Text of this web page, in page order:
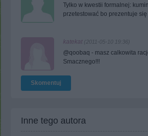
Tylko w kwestii formalnej:
przetestować bo prezentuje
katekat (2011-05-10 19:36)
@qoobaq - masz calkowita
Smacznego!!!
Skomentuj
Inne tego autora